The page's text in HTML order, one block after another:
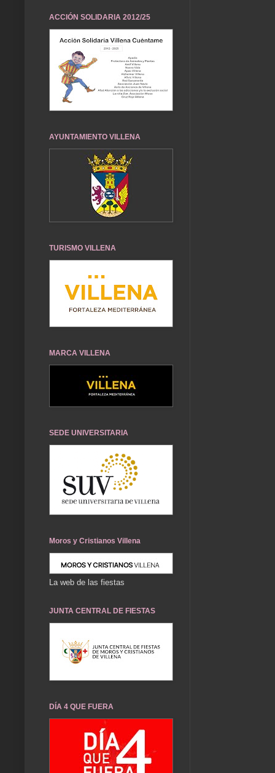
ACCIÓN SOLIDARIA 2012/25
AYUNTAMIENTO VILLENA
TURISMO VILLENA
MARCA VILLENA
SEDE UNIVERSITARIA
Moros y Cristianos Villena
La web de las fiestas
JUNTA CENTRAL DE FIESTAS
DÍA 4 QUE FUERA